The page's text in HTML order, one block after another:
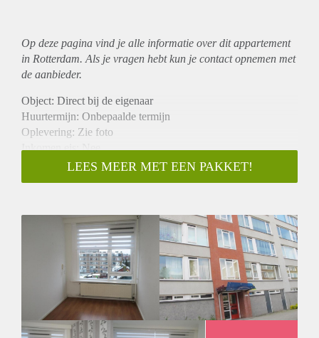
Op deze pagina vind je alle informatie over ditappartement
in Rotterdam. Als je vragen hebt kun je contact opnemen met
de aanbieder.
Object: Direct bij de eigenaar
Huurtermijn: Onbepaalde termijn
Oplevering: Zie foto
Inkomen eis: Nee
Garantiestelling mogelijk: Nee
Borg: 1 Maand
Huisdieren toegestaan: Afhankelijk van de Eigenaar
Huurtoeslag grens: Ja
Geschikt voor studenten: Afhankelijk van de Eigenaar
LEES MEER MET EEN PAKKET!